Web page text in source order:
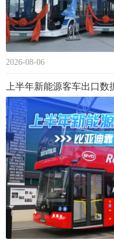
2026-08-06
上半年新能源客车出口数